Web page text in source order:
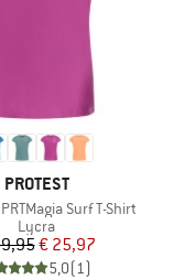
MERK
PROTEST
Surf T-Shirt
Productgroep
Lycra
Prijs
Verlaagde prijs
€ 25,97
5,0(1)